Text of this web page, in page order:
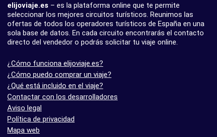
elijoviaje.es – es la plataforma online que te permite
seleccionar los mejores circuitos turísticos. Reunimos las
ofertas de todos los operadores turísticos de España en una
sola base de datos. En cada circuito encontrarás el contacto
directo del vendedor o podrás solicitar tu viaje online.
¿Cómo funciona elijoviaje.es?
¿Cómo puedo comprar un viaje?
¿Qué está incluido en el viaje?
Contactar con los desarrolladores
Aviso legal
Política de privacidad
Mapa web